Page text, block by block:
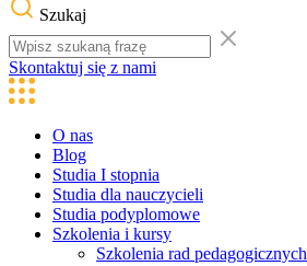
Szukaj
Skontaktuj się z nami
O nas
Blog
Studia I stopnia
Studia dla nauczycieli
Studia podyplomowe
Szkolenia i kursy
Szkolenia rad pedagogicznych